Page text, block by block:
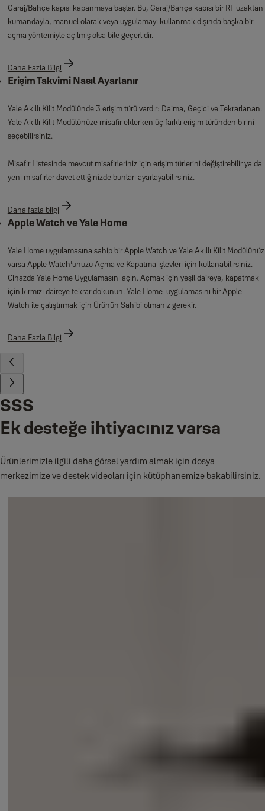
Garaj/Bahçe kapısı kapanmaya başlar. Bu, Garaj/Bahçe kapısı bir RF uzaktan
kumandayla, manuel olarak veya uygulamayı kullanmak dışında başka bir
açma yöntemiyle açılmış olsa bile geçerlidir.
Daha Fazla Bilgi
Erişim Takvimi Nasıl Ayarlanır
Yale Akıllı Kilit Modülünde 3 erişim türü vardır: Daima, Geçici ve Tekrarlanan.
Yale Akıllı Kilit Modülünüze misafir eklerken üç farklı erişim türünden birini
seçebilirsiniz.
Misafir Listesinde mevcut misafirleriniz için erişim türlerini değiştirebilir ya da
yeni misafirler davet ettiğinizde bunları ayarlayabilirsiniz.
Daha fazla bilgi
Apple Watch ve Yale Home
Yale Home uygulamasına sahip bir Apple Watch ve Yale Akıllı Kilit Modülünüz
varsa Apple Watch'unuzu Açma ve Kapatma işlevleri için kullanabilirsiniz.
Cihazda Yale Home Uygulamasını açın. Açmak için yeşil daireye, kapatmak
için kırmızı daireye tekrar dokunun. Yale Home uygulamasını bir Apple
Watch ile çalıştırmak için Ürünün Sahibi olmanız gerekir.
Daha Fazla Bilgi
SSS
Ek desteğe ihtiyacınız varsa
Ürünlerimizle ilgili daha görsel yardım almak için dosya
merkezimize ve destek videoları için kütüphanemize bakabilirsiniz.